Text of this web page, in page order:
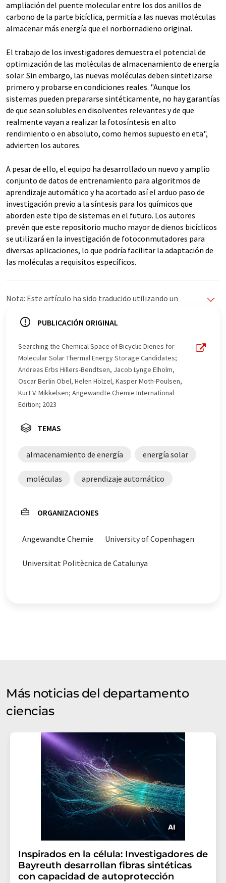
ampliación del puente molecular entre los dos anillos de
carbono de la parte bicíclica, permitía a las nuevas moléculas
almacenar más energía que el norbornadieno original.
El trabajo de los investigadores demuestra el potencial de
optimización de las moléculas de almacenamiento de energía
solar. Sin embargo, las nuevas moléculas deben sintetizarse
primero y probarse en condiciones reales. "Aunque los
sistemas pueden prepararse sintéticamente, no hay garantías
de que sean solubles en disolventes relevantes y de que
realmente vayan a realizar la fotosíntesis en alto
rendimiento o en absoluto, como hemos supuesto en eta",
advierten los autores.
A pesar de ello, el equipo ha desarrollado un nuevo y amplio
conjunto de datos de entrenamiento para algoritmos de
aprendizaje automático y ha acortado así el arduo paso de
investigación previo a la síntesis para los químicos que
aborden este tipo de sistemas en el futuro. Los autores
prevén que este repositorio mucho mayor de dienos bicíclicos
se utilizará en la investigación de fotoconmutadores para
diversas aplicaciones, lo que podría facilitar la adaptación de
las moléculas a requisitos específicos.
Nota: Este artículo ha sido traducido utilizando un
ofrece estas traducciones automáticas para presentar
este artículo ha sido traducido con traducción
automática, es posible que contenga errores de
vocabulario, sintaxis o gramática. El artículo original en
Inglés se puede encontraraquí.
PUBLICACIÓN ORIGINAL
Searching the Chemical Space of Bicyclic Dienes for
Molecular Solar Thermal Energy Storage Candidates;
Andreas Erbs Hillers-Bendtsen, Jacob Lynge Elholm,
Oscar Berlin Obel, Helen Hölzel, Kasper Moth-Poulsen,
Kurt V. Mikkelsen; Angewandte Chemie International
Edition; 2023
TEMAS
almacenamiento de energía energía solar
moléculas aprendizaje automático
ORGANIZACIONES
Angewandte Chemie University of Copenhagen
Universitat Politècnica de Catalunya
Más noticias del departamento
ciencias
Inspirados en la célula: Investigadores de
Bayreuth desarrollan fibras sintéticas
con capacidad de autoprotección